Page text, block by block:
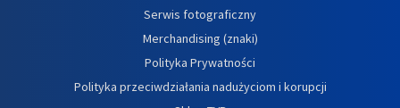
Serwis fotograficzny
Merchandising (znaki)
Polityka Prywatności
Polityka przeciwdziałania nadużyciom i korupcji